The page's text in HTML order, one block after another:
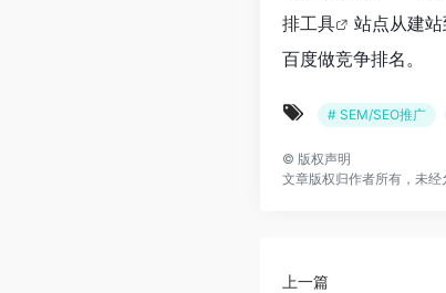
排工具
站点从建
百度做竞争排名。
# SEM/SEO推广
© 版权声明
文章版权归作者所有，未经
上一篇